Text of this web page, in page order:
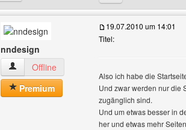
nndesign
nndesign Benutzer-Profile anzeigen
Offline
Premium
19.07.2010 um 14:01
Titel:
Also ich habe die
Und zwar werden nur die
zugänglich sind.
Und um etwas besser in
her und etwas mehr